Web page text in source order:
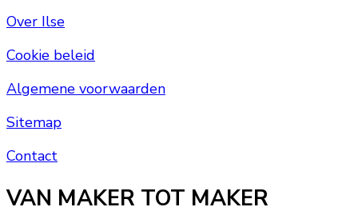
Over Ilse
Cookie beleid
Algemene voorwaarden
Sitemap
Contact
VAN MAKER TOT MAKER